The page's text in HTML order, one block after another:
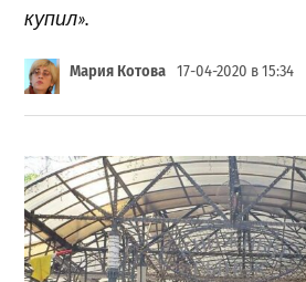
купил».
Мария Котова 17-04-2020 в 15:34